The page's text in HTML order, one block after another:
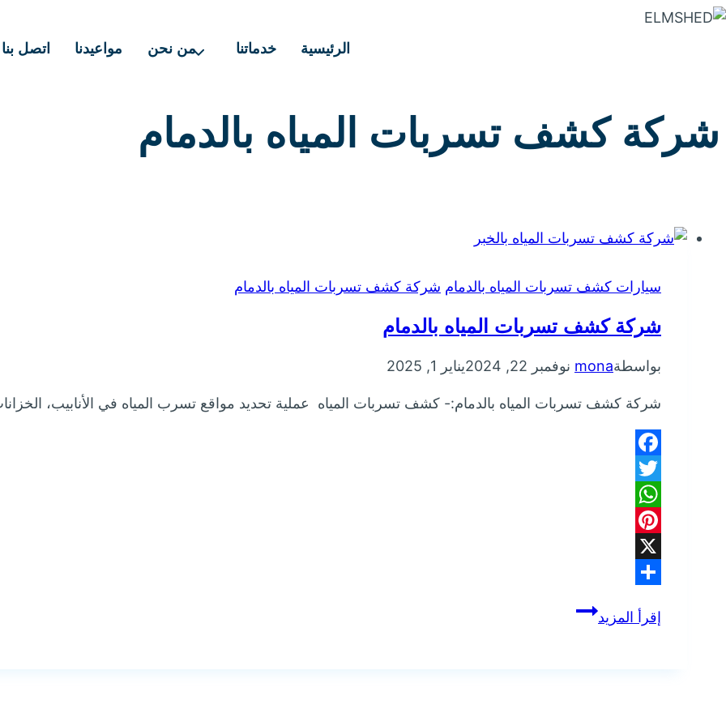
التجاوز
الرئيسية خدماتنا من نحن مواعيدنا اتصل بنا
شركة كشف تسربات المياه بالدمام
سيارات كشف تسربات المياه بالدمام شركة كشف تسربات المياه بالدمام
شركة كشف تسربات المياه بالدمام
بواسطةmona نوفمبر 22, 2024 يناير 1, 2025
شركة كشف تسربات المياه بالدمام:- كشف تسربات المياه عملية تحديد مواقع تسرب المياه في الأنابيب،
Facebook
Twitter
WhatsApp
Pinterest
X
إقرأ المزيدشركة